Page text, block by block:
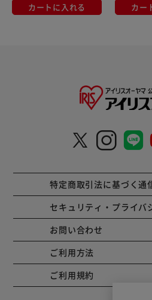
カートに入れる カー
特定商取引法に基づく通
セキュリティ・プライバ
お問い合わせ
ご利用方法
ご利用規約